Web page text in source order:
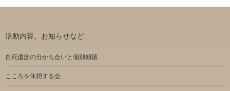
活動内容、お知らせなど
自死遺族の分かち合いと個別傾聴
こころを休憩する会